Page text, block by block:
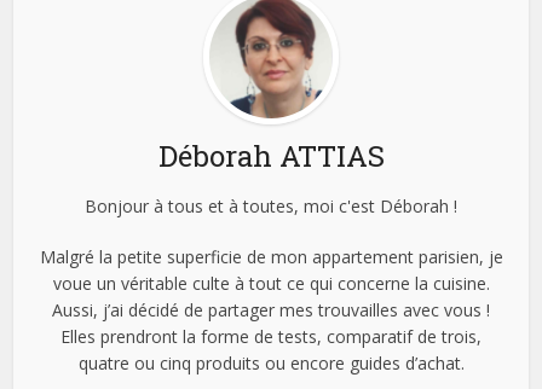
Déborah ATTIAS
Bonjour à tous et à toutes, moi c'est Déborah !
Malgré la petite superficie de mon appartement parisien, je
voue un véritable culte à tout ce qui concerne la cuisine.
Aussi, j’ai décidé de partager mes trouvailles avec vous !
Elles prendront la forme de tests, comparatif de trois,
quatre ou cinq produits ou encore guides d’achat.